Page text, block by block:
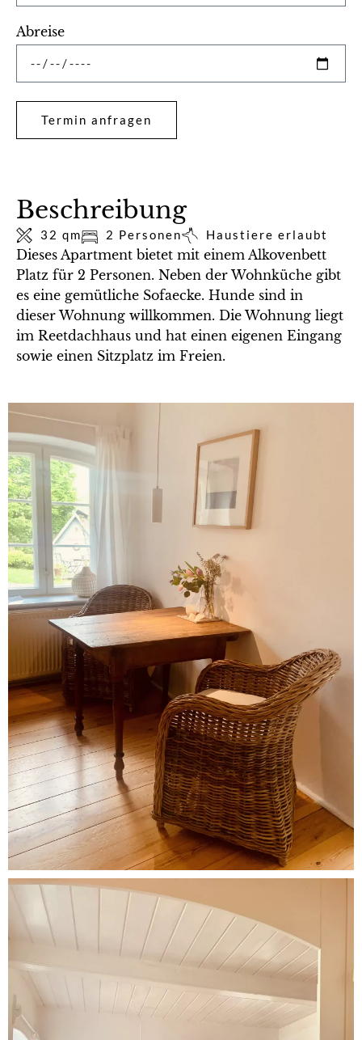
Abreise
Termin anfragen
Beschreibung
32 qm 2 Personen Haustiere erlaubt
Dieses Apartment bietet mit einem Alkovenbett
Platz für 2 Personen. Neben der Wohnküche gibt
es eine gemütliche Sofaecke. Hunde sind in
dieser Wohnung willkommen. Die Wohnung liegt
im Reetdachhaus und hat einen eigenen Eingang
sowie einen Sitzplatz im Freien.